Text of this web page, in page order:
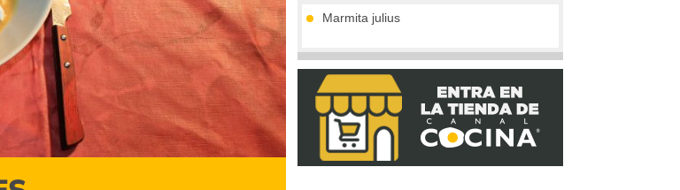
Marmita julius
Pimientos rellenos de ternera en salsa